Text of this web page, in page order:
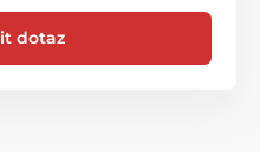
dotaz